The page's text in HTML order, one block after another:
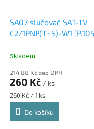
SA07 slučovač SAT-TV
C2/1PNP(T+S)-W1
Skladem
214,88 Kč bez DPH
260 Kč / ks
Měrná
cena:
260 Kč / 1 ks
Do košíku